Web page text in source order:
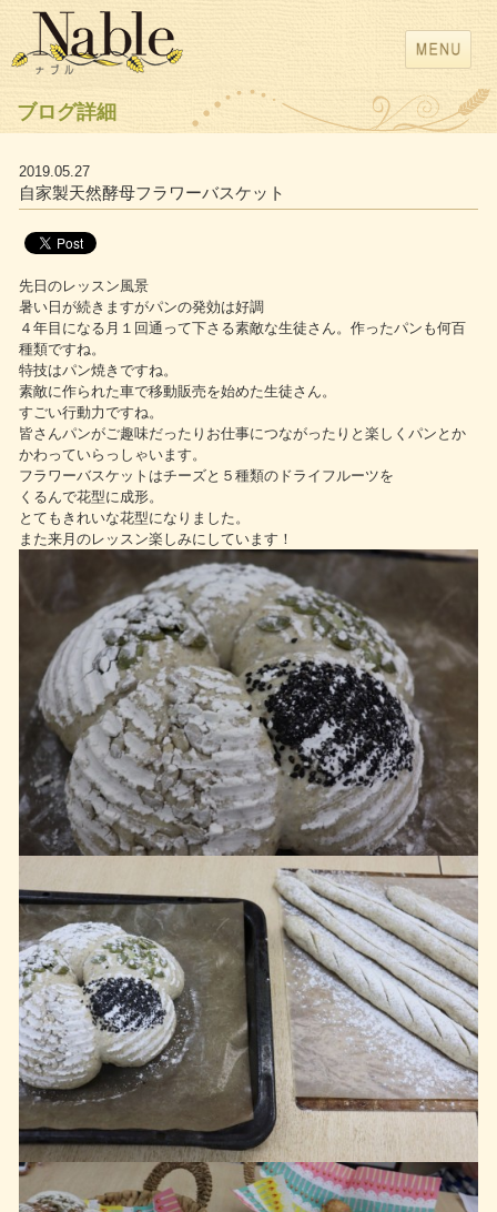
ブログ詳細
2019.05.27
自家製天然酵母フラワーバスケット
先日のレッスン風景
暑い日が続きますがパンの発効は好調
４年目になる月１回通って下さる素敵な生徒さん。作ったパンも何百
種類ですね。
特技はパン焼きですね。
素敵に作られた車で移動販売を始めた生徒さん。
すごい行動力ですね。
皆さんパンがご趣味だったりお仕事につながったりと楽しくパンとか
かわっていらっしゃいます。
フラワーバスケットはチーズと５種類のドライフルーツを
くるんで花型に成形。
とてもきれいな花型になりました。
また来月のレッスン楽しみにしています！